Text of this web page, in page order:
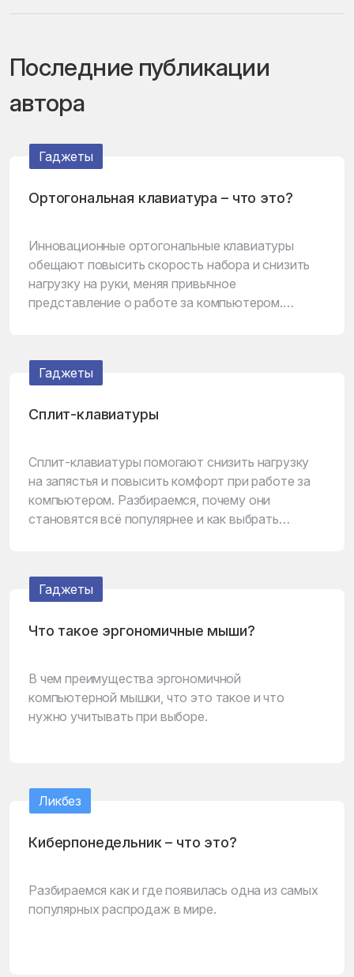
Последние публикации
автора
Гаджеты
Ортогональная клавиатура – что это?
Инновационные ортогональные клавиатуры
обещают повысить скорость набора и снизить
нагрузку на руки, меняя привычное
представление о работе за компьютером.
Гаджеты
Сплит-клавиатуры
Сплит-клавиатуры помогают снизить нагрузку
на запястья и повысить комфорт при работе за
компьютером. Разбираемся, почему они
становятся всё популярнее и как выбрать
Гаджеты
Что такое эргономичные мыши?
В чем преимущества эргономичной
компьютерной мышки, что это такое и что
нужно учитывать при выборе.
Ликбез
Киберпонедельник – что это?
Разбираемся как и где появилась одна из самых
популярных распродаж в мире.